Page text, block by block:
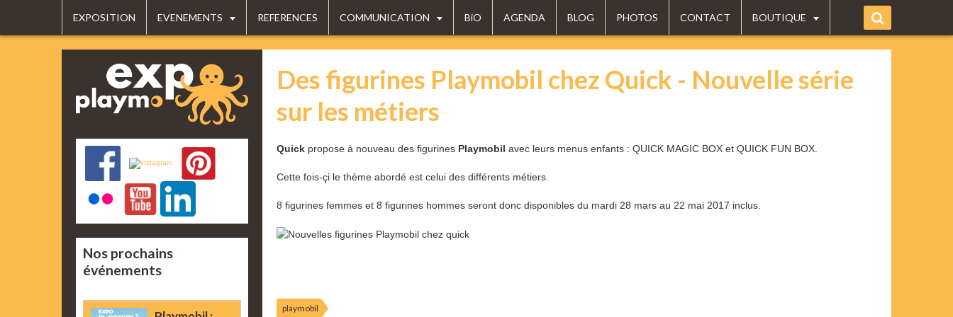
EXPOSITION EVENEMENTS REFERENCES COMMUNICATION BiO AGENDA BLOG PHOTOS CONTACT BOUTIQUE
Des figurines Playmobil chez Quick - Nouvelle série
sur les métiers
Quickpropose à nouveau des figurines Playmobil avec leurs menus enfants : QUICK MAGIC BOX et QUICK FUN BOX.
Cette fois-çi le thème abordé est celui des différents métiers.
8 figurines femmes et 8 figurines hommes seront donc disponibles du mardi 28 mars au 22 mai 2017 inclus.
playmobil
Nos prochains
événements